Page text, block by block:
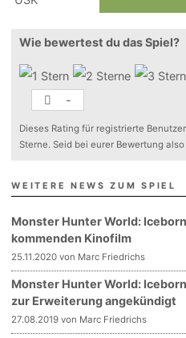
Wie bewertest du das Spiel?
-
Dieses Rating für registrierte
Sterne. Seid bei eurer Bewertung
WEITERE NEWS ZUM SPIEL
Monster Hunter World:
kommenden Kinofilm
25.11.2020 von Marc Friedrichs
Monster Hunter World:
zur Erweiterung angekündigt
27.08.2019 von Marc Friedrichs